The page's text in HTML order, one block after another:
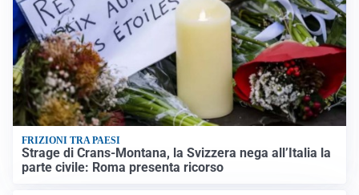
FRIZIONI TRA PAESI
Strage di Crans-Montana, la Svizzera nega all’Italia la
parte civile: Roma presenta ricorso